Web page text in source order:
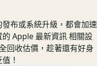
布或系統升級，都會加速
Apple 最新資訊 相關設
回收估價，趁著還有好身
！